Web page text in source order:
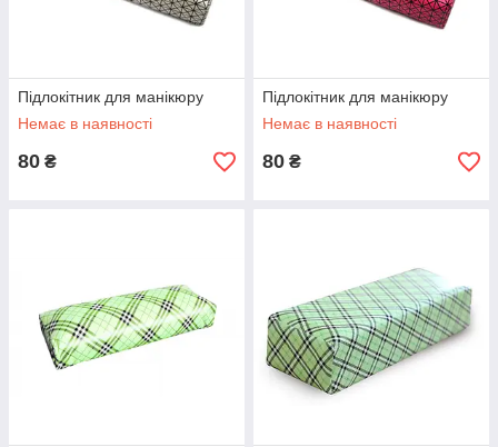
Підлокітник для манікюру
Немає в наявності
80 ₴
Підлокітник для манікюру
Немає в наявності
80 ₴